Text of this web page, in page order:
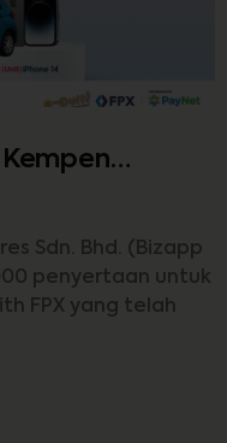
Sdn. Bhd. (Bizapp
penyertaan untuk
FPX yang telah